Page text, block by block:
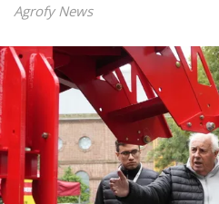
Agrofy News